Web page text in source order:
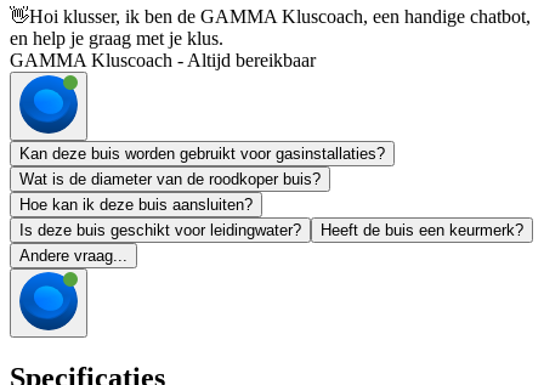
👋Hoi klusser, ik ben de GAMMA Kluscoach, een handige chatbot,
en help je graag met je klus.
GAMMA Kluscoach - Altijd bereikbaar
Kan deze buis worden gebruikt voor gasinstallaties?
Wat is de diameter van de roodkoper buis?
Hoe kan ik deze buis aansluiten?
Is deze buis geschikt voor leidingwater?
Heeft de buis een keurmerk?
Andere vraag...
Specificaties